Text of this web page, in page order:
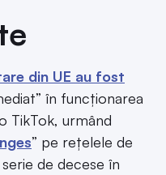
din UE au fost
în funcționarea
TikTok, urmând
” pe rețelele de
de decese în